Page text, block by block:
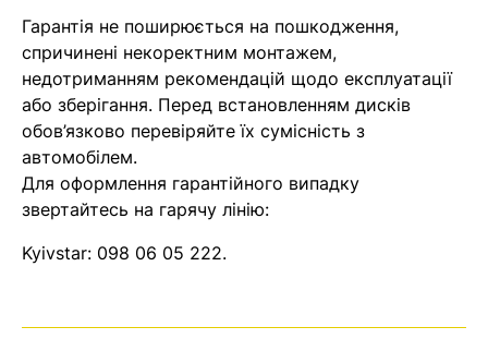
Гарантія не поширюється на пошкодження,
спричинені некоректним монтажем,
недотриманням рекомендацій щодо експлуатації
або зберігання. Перед встановленням дисків
обов’язково перевіряйте їх сумісність з
автомобілем.
Для оформлення гарантійного випадку
звертайтесь на гарячу лінію:
Kyivstar: 098 06 05 222.